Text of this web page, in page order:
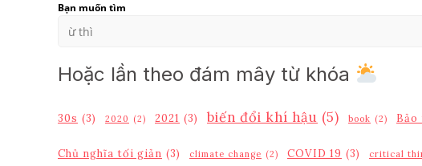
Bạn muốn tìm
Hoặc lần theo đám mây từ khóa
30s (3) 2020 (2) 2021 (3) biến đổi khí hậu (5) book (2) Bảo
Chủ nghĩa tối giản (3) climate change (2) COVID 19 (3) critical